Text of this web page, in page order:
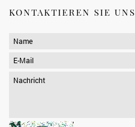
KONTAKTIEREN SIE UNS
Name
E-Mail
Nachricht